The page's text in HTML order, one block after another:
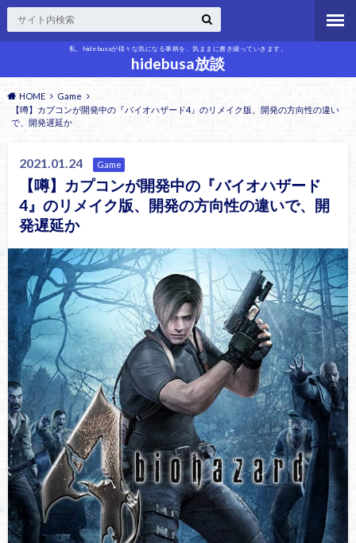
私、hidebusaが様々な気になる事柄を、気ままに書き綴っていきます。
hidebusa放談
HOME
Game
【噂】カプコンが開発中の『バイオハザード4』のリメイク版、開発の方向性の違い
で、開発遅延か
2021.01.24 Game
【噂】カプコンが開発中の『バイオハザード
4』のリメイク版、開発の方向性の違いで、開
発遅延か